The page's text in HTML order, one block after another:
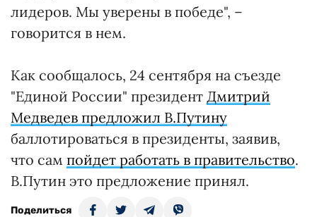
лидеров. Мы уверены в победе", –
говорится в нем.
Как сообщалось, 24 сентября на съезде
"Единой России" президент Дмитрий
Медведев предложил В.Путину
баллотироваться в президенты, заявив,
что сам пойдет работать в правительство.
В.Путин это предложение принял.
Поделиться